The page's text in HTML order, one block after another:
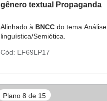
gênero textual Propaganda
Alinhado à BNCC do tema Análise
linguística/Semiótica.
Cód: EF69LP17
Plano 8 de 15